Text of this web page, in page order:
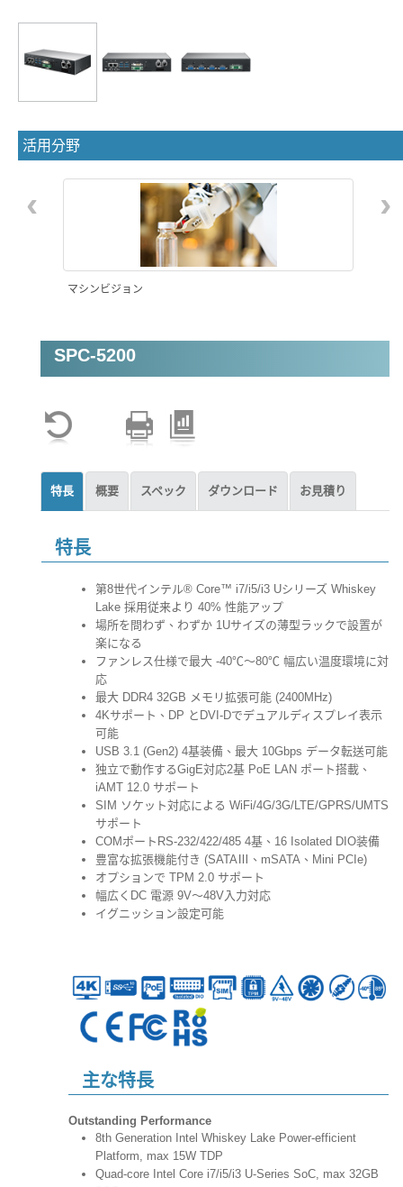
活用分野
マシンビジョン
‹ ›
SPC-5200
特長 概要 スペック ダウンロード お見積り
特長
第8世代インテル® Core™ i7/i5/i3 Uシリーズ Whiskey
Lake 採用従来より 40% 性能アップ
場所を問わず、わずか 1Uサイズの薄型ラックで設置が
楽になる
ファンレス仕様で最大 -40℃～80℃ 幅広い温度環境に対
応
最大 DDR4 32GB メモリ拡張可能 (2400MHz)
4Kサポート、DP とDVI-Dでデュアルディスプレイ表示
可能
USB 3.1 (Gen2) 4基装備、最大 10Gbps データ転送可能
独立で動作するGigE対応2基 PoE LAN ポート搭載、
iAMT 12.0 サポート
SIM ソケット対応による WiFi/4G/3G/LTE/GPRS/UMTS
サポート
COMポートRS-232/422/485 4基、16 Isolated DIO装備
豊富な拡張機能付き (SATAⅢ、mSATA、Mini PCIe)
オプションで TPM 2.0 サポート
幅広くDC 電源 9V～48V入力対応
イグニッション設定可能
主な特長
Outstanding Performance
8th Generation Intel Whiskey Lake Power-efficient
Platform, max 15W TDP
Quad-core Intel Core i7/i5/i3 U-Series SoC, max 32GB